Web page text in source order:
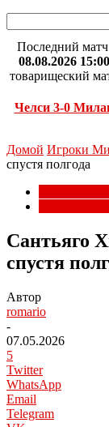
Последний
08.08.2026 15:00
товарищеский
Челси 3-0
Домой Игроки
спустя полгода
Сантьяго
спустя
Автор
romario
-
07.05.2026
5
Twitter
WhatsApp
Email
Telegram